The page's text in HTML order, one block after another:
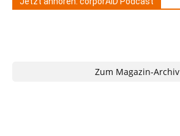
Zum Magazin-Archiv